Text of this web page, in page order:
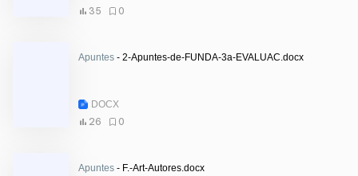
35
0
Apuntes - 2-Apuntes-de-FUNDA-3a-EVALUAC.docx
DOCX
26
0
Apuntes - F.-Art-Autores.docx